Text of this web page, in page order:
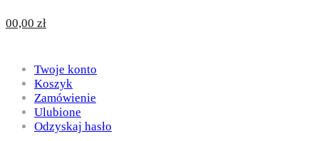
for
God
DAYENU
Design
00,00 zł
Twoje konto
Koszyk
Zamówienie
Ulubione
Odzyskaj hasło